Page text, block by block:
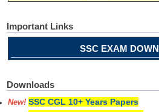
Important Links
SSC EXAM
Downloads
New! SSC CGL 10+ Years Papers